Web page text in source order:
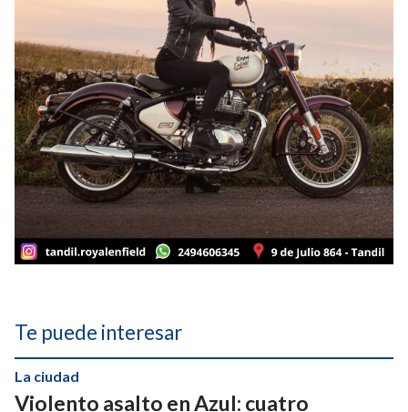
Te puede interesar
Violento asalto en Azul: cuatro
La ciudad